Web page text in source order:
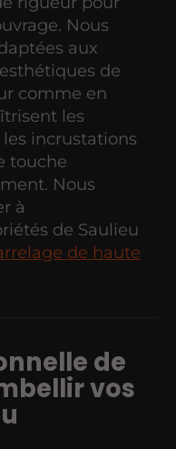
Nous
aux
de
comme en
les
incrustations
touche
Nous
à
de Saulieu
de haute
de
vos